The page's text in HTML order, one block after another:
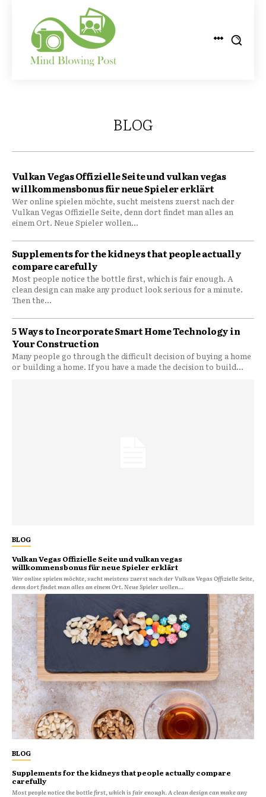
BLOG
Vulkan Vegas Offizielle Seite und vulkan vegas
willkommensbonus für neue Spieler erklärt
Wer online spielen möchte, sucht meistens zuerst nach der
Vulkan Vegas Offizielle Seite, denn dort findet man alles an
einem Ort. Neue Spieler wollen...
Supplements for the kidneys that people actually
compare carefully
Most people notice the bottle first, which is fair enough. A
clean design can make any product look serious for a minute.
Then the...
5 Ways to Incorporate Smart Home Technology in
Your Construction
Many people go through the difficult decision of buying a home
or building a home. If you have a made the decision to build...
BLOG
Vulkan Vegas Offizielle Seite und vulkan vegas
willkommensbonus für neue Spieler erklärt
Wer online spielen möchte, sucht meistens zuerst nach der Vulkan Vegas Offizielle Seite,
denn dort findet man alles an einem Ort. Neue Spieler wollen...
BLOG
Supplements for the kidneys that people actually compare
carefully
Most people notice the bottle first, which is fair enough. A clean design can make any